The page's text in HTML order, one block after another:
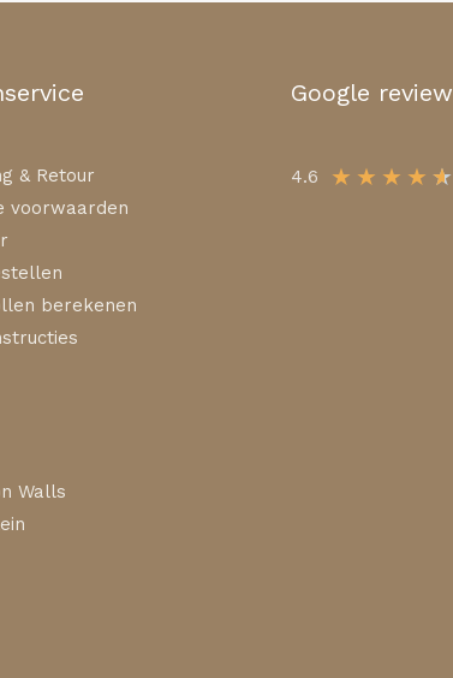
& Retour
voorwaarden
berekenen
Walls
Google review
4.6 ★ ★ ★ ★ ★